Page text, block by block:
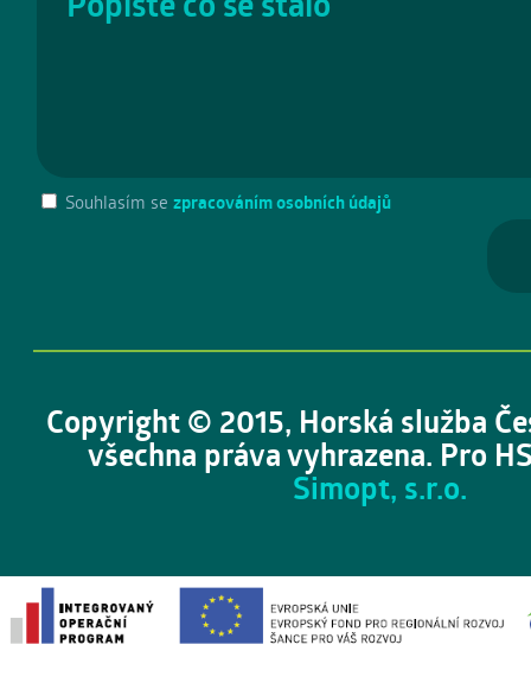
Souhlasím se zpracováním osobních údajů
Copyright © 2015, Horská služba
všechna práva vyhrazena. Pro
Simopt, s.r.o.